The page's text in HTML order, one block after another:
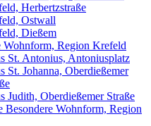
Herbertzstraße
Ostwall
Dießem
Wohnform, Region Krefeld
St. Antonius, Antoniusplatz
St. Johanna, Oberdießemer
Judith, Oberdießemer Straße
Besondere Wohnform, Region